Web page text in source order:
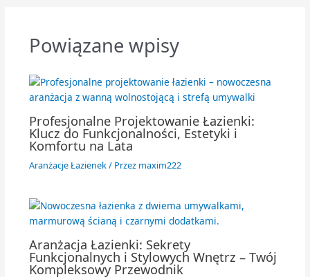
Powiązane wpisy
Profesjonalne Projektowanie Łazienki:
Klucz do Funkcjonalności, Estetyki i
Komfortu na Lata
Aranżacje Łazienek/ Przez maxim222
Aranżacja Łazienki: Sekrety
Funkcjonalnych i Stylowych Wnętrz – Twój
Kompleksowy Przewodnik